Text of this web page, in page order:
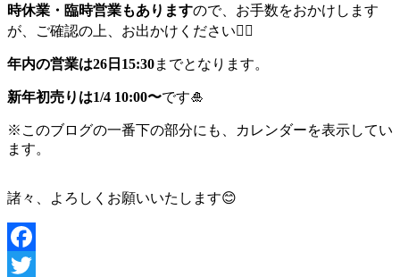
時休業・臨時営業もありますので、お手数をおかけします
が、ご確認の上、お出かけください🙇‍♀️
年内の営業は26日15:30までとなります。
新年初売りは1/4 10:00〜です🎍
※このブログの一番下の部分にも、カレンダーを表示してい
ます。
諸々、よろしくお願いいたします😊
Facebook